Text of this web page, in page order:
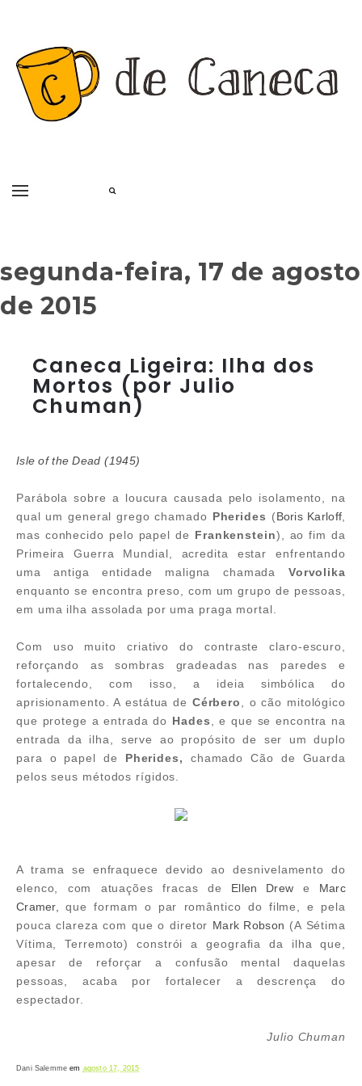
segunda-feira, 17 de agosto
de 2015
Caneca Ligeira: Ilha dos
Mortos (por Julio
Chuman)
Isle of the Dead (1945)
Parábola sobre a loucura causada pelo isolamento, na
qual um general grego chamado Pherides (Boris Karloff
mas conhecido pelo papel de Frankenstein), ao fim da
Primeira Guerra Mundial, acredita estar enfrentando
uma antiga entidade maligna chamada Vorvolika
enquanto se encontra preso, com um grupo de pessoas,
em uma ilha assolada por uma praga mortal.
Com uso muito criativo do contraste claro-escuro,
reforçando as sombras gradeadas nas paredes e
fortalecendo, com isso, a ideia simbólica do
aprisionamento. A estátua de Cérbero
, o cão mitológico
que protege a entrada do Hades , e que se encontra na
entrada da ilha, serve ao propósito de ser um duplo
para o papel de Pherides,
chamado Cão de Guarda
pelos seus métodos rígidos.
A trama se enfraquece devido ao desnivelamento do
elenco, com atuações fracas de Ellen Drew e Marc
Cramer,
que formam o par romântico do filme, e pela
pouca clareza com que o diretor Mark Robson (A Sétima
Vítima, Terremoto) constrói a geografia da ilha que,
apesar de reforçar a confusão mental daquelas
pessoas, acaba por fortalecer a descrença do
espectador.
Julio Chuman
Dani Salemme em agosto 17, 2015